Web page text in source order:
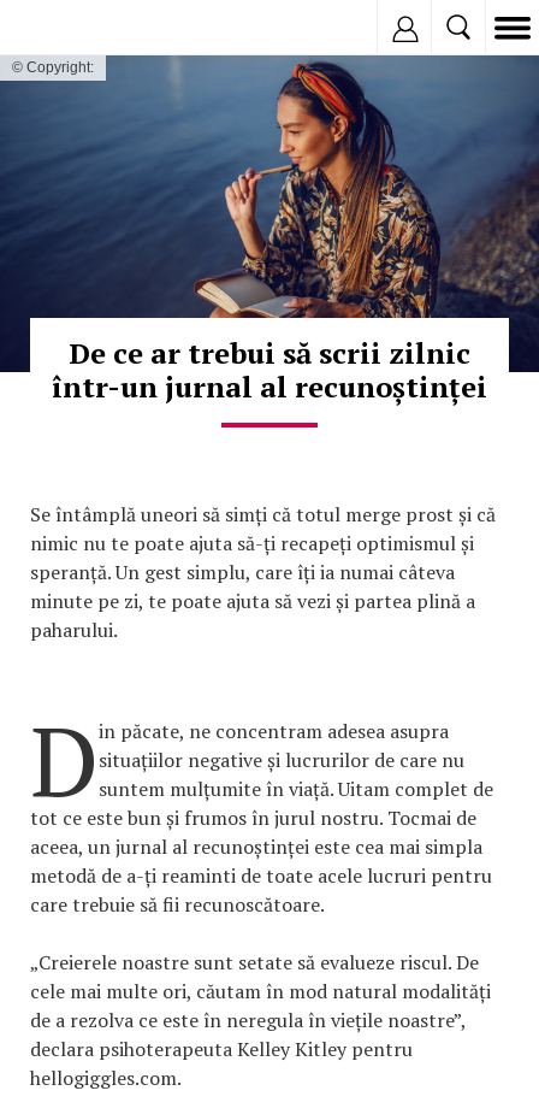
© Copyright:
De ce ar trebui să scrii zilnic
într-un jurnal al recunoștinței
Se întâmplă uneori să simți că totul merge prost și că
nimic nu te poate ajuta să-ți recapeți optimismul și
speranță. Un gest simplu, care îți ia numai câteva
minute pe zi, te poate ajuta să vezi și partea plină a
paharului.
Din păcate, ne concentram adesea asupra
situațiilor negative și lucrurilor de care nu
suntem mulțumite în viață. Uitam complet de
tot ce este bun și frumos în jurul nostru. Tocmai de
aceea, un jurnal al recunoștinței este cea mai simpla
metodă de a-ți reaminti de toate acele lucruri pentru
care trebuie să fii recunoscătoare.
„Creierele noastre sunt setate să evalueze riscul. De
cele mai multe ori, căutam în mod natural modalități
de a rezolva ce este în neregula în viețile noastre”,
declara psihoterapeuta Kelley Kitley pentru
hellogiggles.com.